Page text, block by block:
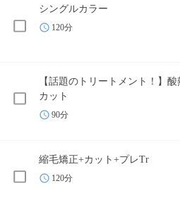
シングルカラー
120分
【話題のトリートメント！】
カット
90分
縮毛矯正+カット+プレTr
120分